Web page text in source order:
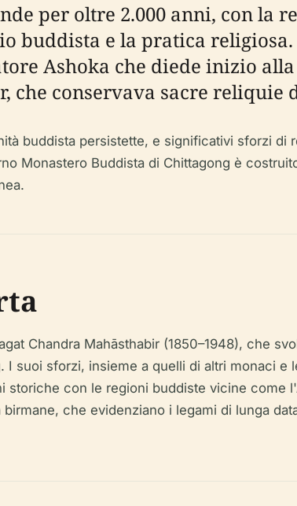
per oltre 2.000 anni, con la
buddista e la pratica
Ashoka che diede inizio
che conservava sacre reliquie
buddista persistette, e significativi sforzi di
Monastero Buddista di Chittagong è
Chandra Mahāsthabir (1850–1948), che
suoi sforzi, insieme a quelli di altri monaci e
con le regioni buddiste vicine come
che evidenziano i legami di lunga